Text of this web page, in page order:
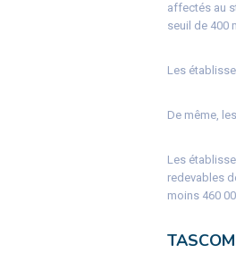
affectés au
seuil de 400
Les
De même,
Les
redevables
moins 460